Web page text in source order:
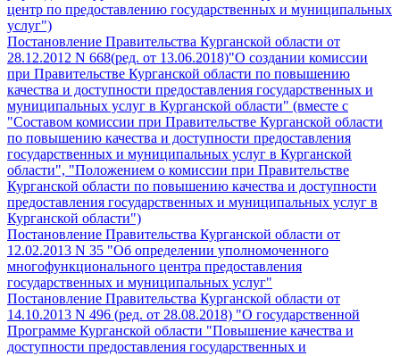
центр по предоставлению государственных и муниципальных
услуг")
Постановление Правительства Курганской области от
28.12.2012 N 668(ред. от 13.06.2018)"О создании комиссии
при Правительстве Курганской области по повышению
качества и доступности предоставления государственных и
муниципальных услуг в Курганской области" (вместе с
"Составом комиссии при Правительстве Курганской области
по повышению качества и доступности предоставления
государственных и муниципальных услуг в Курганской
области", "Положением о комиссии при Правительстве
Курганской области по повышению качества и доступности
предоставления государственных и муниципальных услуг в
Курганской области")
Постановление Правительства Курганской области от
12.02.2013 N 35 "Об определении уполномоченного
многофункционального центра предоставления
государственных и муниципальных услуг"
Постановление Правительства Курганской области от
14.10.2013 N 496 (ред. от 28.08.2018) "О государственной
Программе Курганской области "Повышение качества и
доступности предоставления государственных и